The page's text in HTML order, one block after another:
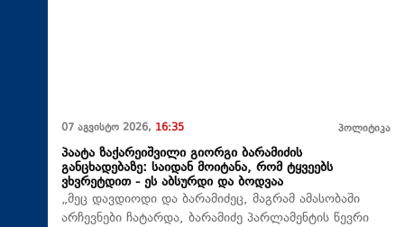
07 აგვისტო 2026, 16:35 პოლიტიკა
პაატა ზაქარეიშვილი გიორგი ბარამიძის
განცხადებაზე: საიდან მოიტანა, რომ ტყვეებს
ვხვრეტდით - ეს აბსურდი და ბოდვაა
„მეც დავდიოდი და ბარამიძეც, მაგრამ ამასობაში
არჩევნები ჩატარდა, ბარამიძე პარლამენტის წევრი